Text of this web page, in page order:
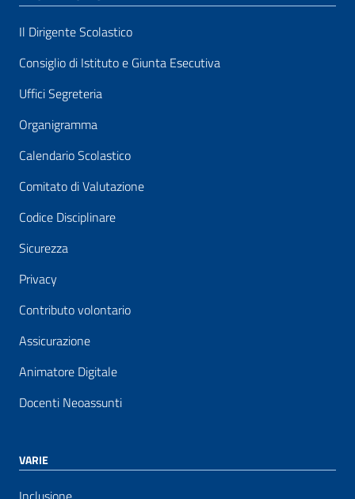
Il Dirigente Scolastico
Consiglio di Istituto e Giunta Esecutiva
Uffici Segreteria
Organigramma
Calendario Scolastico
Comitato di Valutazione
Codice Disciplinare
Sicurezza
Privacy
Contributo volontario
Assicurazione
Animatore Digitale
Docenti Neoassunti
VARIE